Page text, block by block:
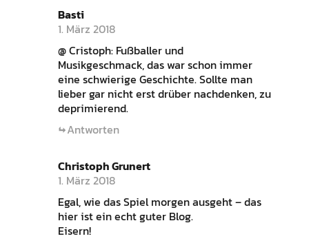
Basti
1. März 2018
@ Cristoph: Fußballer und
Musikgeschmack, das war schon immer
eine schwierige Geschichte. Sollte man
lieber gar nicht erst drüber nachdenken, zu
deprimierend.
Antworten
Christoph Grunert
1. März 2018
Egal, wie das Spiel morgen ausgeht – das
hier ist ein echt guter Blog.
Eisern!